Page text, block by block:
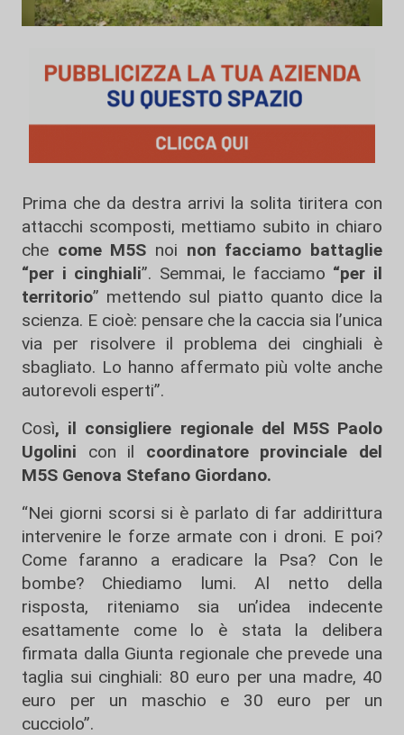
Prima che da destra arrivi la solita tiritera con
attacchi scomposti, mettiamo subito in chiaro
che come M5S noi non facciamo battaglie
“per i cinghiali”. Semmai, le facciamo “per il
territorio” mettendo sul piatto quanto dice la
scienza. E cioè: pensare che la caccia sia l’unica
via per risolvere il problema dei cinghiali è
sbagliato. Lo hanno affermato più volte anche
autorevoli esperti”.
Così, il consigliere regionale del M5S Paolo
Ugolini con il coordinatore provinciale del
M5S Genova Stefano Giordano.
“Nei giorni scorsi si è parlato di far addirittura
intervenire le forze armate con i droni. E poi?
Come faranno a eradicare la Psa? Con le
bombe? Chiediamo lumi. Al netto della
risposta, riteniamo sia un’idea indecente
esattamente come lo è stata la delibera
firmata dalla Giunta regionale che prevede una
taglia sui cinghiali: 80 euro per una madre, 40
euro per un maschio e 30 euro per un
cucciolo”.